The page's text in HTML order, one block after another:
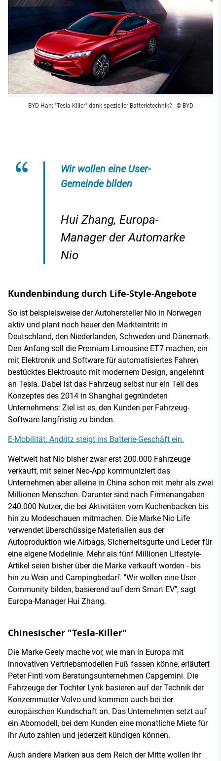
BYD Han: "Tesla-Killer" dank spezieller Batterietechnik?- © BYD
Wir wollen eine User-
Gemeinde bilden
Hui Zhang, Europa-
Manager der Automarke
Nio
Kundenbindung durch Life-Style-Angebote
So ist beispielsweise der Autohersteller Nio in Norwegen
aktiv und plant noch heuer den Markteintritt in
Deutschland, den Niederlanden, Schweden und Dänemark.
Den Anfang soll die Premium-Limousine ET7 machen, ein
mit Elektronik und Software für automatisiertes Fahren
bestücktes Elektroauto mit modernem Design, angelehnt
an Tesla. Dabei ist das Fahrzeug selbst nur ein Teil des
Konzeptes des 2014 in Shanghai gegründeten
Unternehmens: Ziel ist es, den Kunden per Fahrzeug-
Software langfristig zu binden.
E-Mobilität: Andritz steigt ins Batterie-Geschäft ein.
Weltweit hat Nio bisher zwar erst 200.000 Fahrzeuge
verkauft, mit seiner Neo-App kommuniziert das
Unternehmen aber alleine in China schon mit mehr als zwei
Millionen Menschen. Darunter sind nach Firmenangaben
240.000 Nutzer, die bei Aktivitäten vom Kuchenbacken bis
hin zu Modeschauen mitmachen. Die Marke Nio Life
verwendet überschüssige Materialien aus der
Autoproduktion wie Airbags, Sicherheitsgurte und Leder für
eine eigene Modelinie. Mehr als fünf Millionen Lifestyle-
Artikel seien bisher über die Marke verkauft worden - bis
hin zu Wein und Campingbedarf. "Wir wollen eine User
Community bilden, basierend auf dem Smart EV", sagt
Europa-Manager Hui Zhang.
Chinesischer "Tesla-Killer"
Die Marke Geely mache vor, wie man in Europa mit
innovativen Vertriebsmodellen Fuß fassen könne, erläutert
Peter Fintl vom Beratungsunternehmen Capgemini. Die
Fahrzeuge der Tochter Lynk basieren auf der Technik der
Konzernmutter Volvo und kommen auch bei der
europäischen Kundschaft an. Das Unternehmen setzt auf
ein Abomodell, bei dem Kunden eine monatliche Miete für
ihr Auto zahlen und jederzeit kündigen können.
Auch andere Marken aus dem Reich der Mitte wollen ihr